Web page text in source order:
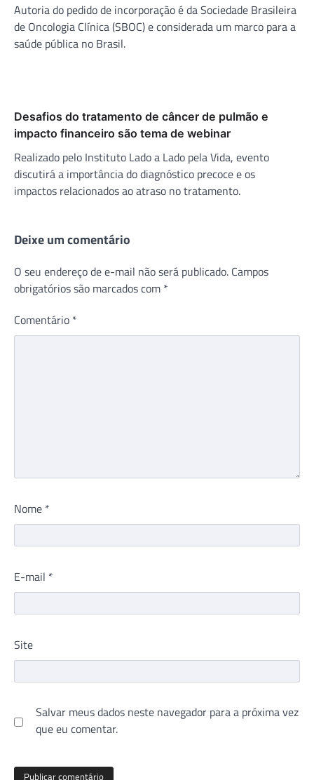
Autoria do pedido de incorporação é da Sociedade Brasileira
de Oncologia Clínica (SBOC) e considerada um marco para a
saúde pública no Brasil.
Desafios do tratamento de câncer de pulmão e
impacto financeiro são tema de webinar
Realizado pelo Instituto Lado a Lado pela Vida, evento
discutirá a importância do diagnóstico precoce e os
impactos relacionados ao atraso no tratamento.
Deixe um comentário
O seu endereço de e-mail não será publicado. Campos
obrigatórios são marcados com *
Comentário *
Nome *
E-mail *
Site
Salvar meus dados neste navegador para a próxima vez
que eu comentar.